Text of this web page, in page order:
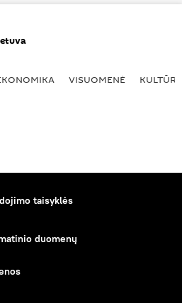
VISUOMENĖ KULTŪRA
taisyklės
duomenų